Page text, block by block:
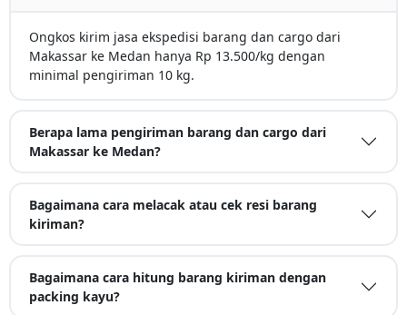
Ongkos kirim jasa ekspedisi barang dan cargo dari
Makassar ke Medan hanya Rp 13.500/kg dengan
minimal pengiriman 10 kg.
Berapa lama pengiriman barang dan cargo dari
Makassar ke Medan?
Bagaimana cara melacak atau cek resi barang
kiriman?
Bagaimana cara hitung barang kiriman dengan
packing kayu?